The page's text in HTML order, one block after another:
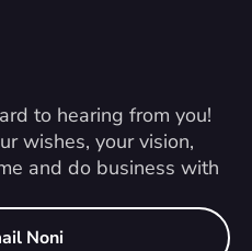
to hearing from you!
wishes, your vision,
and do business with
Noni